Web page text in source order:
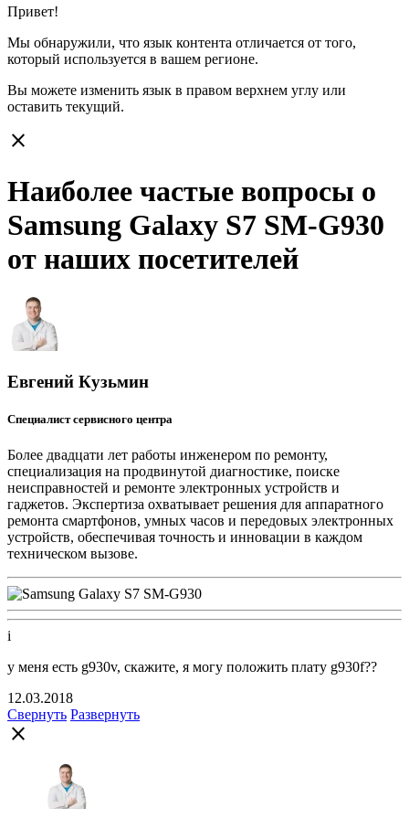
Привет!
Мы обнаружили, что язык контента отличается от того,
который используется в вашем регионе.
Вы можете изменить язык в правом верхнем углу или
оставить текущий.
close
Наиболее частые вопросы о
Samsung Galaxy S7 SM-G930
от наших посетителей
Евгений Кузьмин
Специалист сервисного центра
Более двадцати лет работы инженером по ремонту,
специализация на продвинутой диагностике, поиске
неисправностей и ремонте электронных устройств и
гаджетов. Экспертиза охватывает решения для аппаратного
ремонта смартфонов, умных часов и передовых электронных
устройств, обеспечивая точность и инновации в каждом
техническом вызове.
i
у меня есть g930v, скажите, я могу положить плату g930f??
12.03.2018
Свернуть Развернуть
close